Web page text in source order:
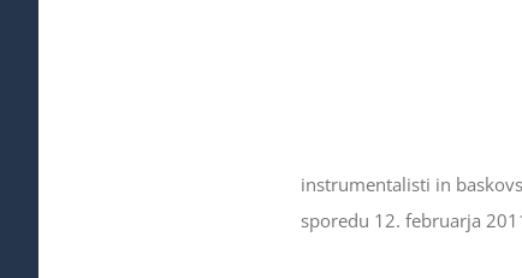
instrumentalisti in
sporedu 12. februarja